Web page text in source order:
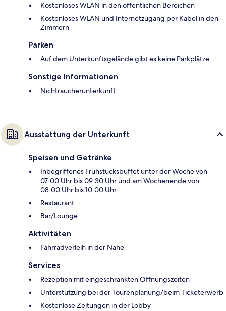
Kostenloses WLAN in den öffentlichen Bereichen
Kostenloses WLAN und Internetzugang per Kabel in den
Zimmern
Parken
Auf dem Unterkunftsgelände gibt es keine Parkplätze
Sonstige Informationen
Nichtraucherunterkunft
Ausstattung der Unterkunft
Speisen und Getränke
Inbegriffenes Frühstücksbuffet unter der Woche von
07:00 Uhr bis 09:30 Uhr und am Wochenende von
08:00 Uhr bis 10:00 Uhr
Restaurant
Bar/Lounge
Aktivitäten
Fahrradverleih in der Nähe
Services
Rezeption mit eingeschränkten Öffnungszeiten
Unterstützung bei der Tourenplanung/beim Ticketerwerb
Kostenlose Zeitungen in der Lobby